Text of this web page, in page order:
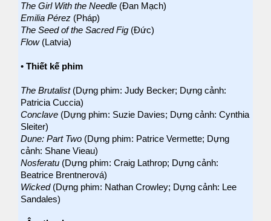
The Girl With the Needle (Đan Mạch)
Emilia Pérez (Pháp)
The Seed of the Sacred Fig (Đức)
Flow(Latvia)
• Thiết kế phim
The Brutalist(Dựng phim: Judy Becker; Dựng cảnh:
Patricia Cuccia)
Conclave (Dựng phim: Suzie Davies; Dựng cảnh: Cynthia
Sleiter)
Dune: Part Two (Dựng phim: Patrice Vermette; Dựng
cảnh: Shane Vieau)
Nosferatu (Dựng phim: Craig Lathrop; Dựng cảnh:
Beatrice Brentnerová)
Wicked(Dựng phim: Nathan Crowley; Dựng cảnh: Lee
Sandales)